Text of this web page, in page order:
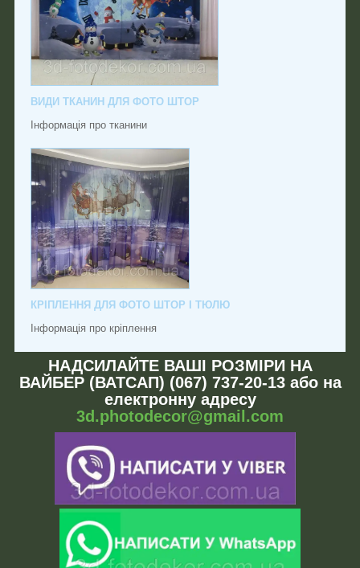
ВИДИ ТКАНИН ДЛЯ ФОТО ШТОР
Інформація про тканини
КРІПЛЕННЯ ДЛЯ ФОТО ШТОР І ТЮЛЮ
Інформація про кріплення
НАДСИЛАЙТЕ ВАШІ РОЗМІРИ НА
ВАЙБЕР (ВАТСАП) (067) 737-20-13 або на
електронну адресу
3d.photodecor@gmail.com